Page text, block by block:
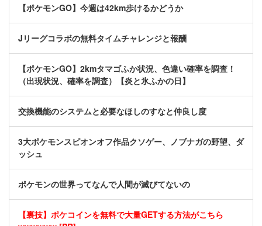
【ポケモンGO】今週は42km歩けるかどうか
Jリーグコラボの無料タイムチャレンジと報酬
【ポケモンGO】2kmタマゴふか状況、色違い確率を調査！
（出現状況、確率を調査）【炎と氷ふかの日】
交換機能のシステムと必要なほしのすなと仲良し度
3大ポケモンスピオンオフ作品クソゲー、ノブナガの野望、ダ
ッシュ
ポケモンの世界ってなんで人間が滅びてないの
【裏技】ポケコインを無料で大量GETする方法がこちら